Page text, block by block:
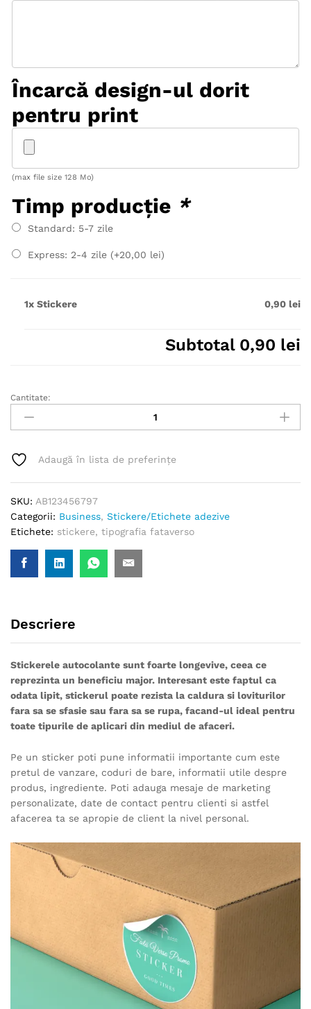
Încarcă design-ul dorit
pentru print
(max file size 128 Mo)
Timp producție *
Standard: 5-7 zile
Express: 2-4 zile (+20,00 lei)
1x Stickere 0,90 lei
Subtotal 0,90 lei
Stickere
quantity
Cantitate:
Adaugă în lista de preferințe
SKU: AB123456797
Categorii: Business, Stickere/Etichete adezive
Etichete: stickere, tipografia fataverso
Descriere
Stickerele autocolante sunt foarte longevive, ceea ce
reprezinta un beneficiu major. Interesant este faptul ca
odata lipit, stickerul poate rezista la caldura si loviturilor
fara sa se sfasie sau fara sa se rupa, facand-ul ideal pentru
toate tipurile de aplicari din mediul de afaceri.
Pe un sticker poti pune informatii importante cum este
pretul de vanzare, coduri de bare, informatii utile despre
produs, ingrediente. Poti adauga mesaje de marketing
personalizate, date de contact pentru clienti si astfel
afacerea ta se apropie de client la nivel personal.